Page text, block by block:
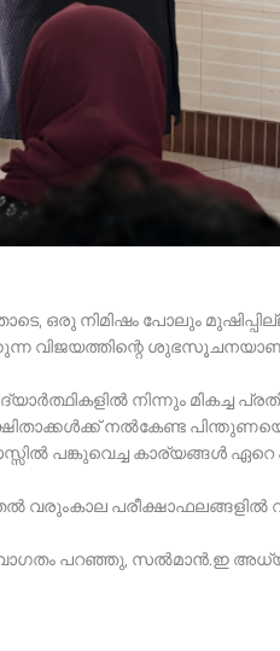
ഒരു നിമിഷം പോലും
വിജയത്തിന്റെ
നിന്നും മികച്ച
നൽകേണ്ട
പങ്കുവെച്ച കാര്യങ്ങൾ ഏറെ
വരുംകാല പരീക്ഷാഫലങ്ങളിൽ
പറഞ്ഞു, സൽമാൻ.ഇ